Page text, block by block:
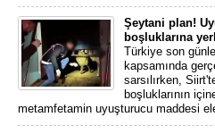
Şeytani plan!
boşluklarına
Türkiye son
kapsamında
sarsılırken,
boşluklarının
metamfetamin uyuşturucu maddesi